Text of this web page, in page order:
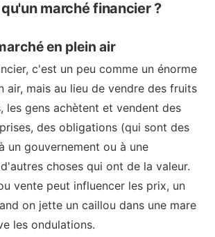
marché financier ?
en plein air
c'est un peu comme un énorme
air, mais au lieu de vendre des fruits
les gens achètent et vendent des
des obligations (qui sont des
un gouvernement ou à une
choses qui ont de la valeur.
vente peut influencer les prix, un
on jette un caillou dans une mare
les ondulations.